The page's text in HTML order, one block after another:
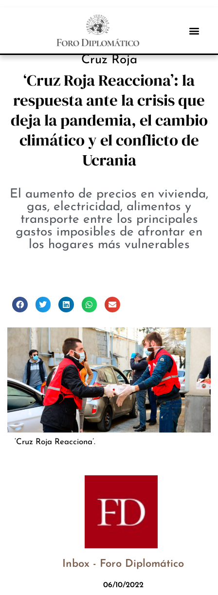
INBOX INTERNACIONAL
Cruz Roja
‘Cruz Roja Reacciona’: la
respuesta ante la crisis que
deja la pandemia, el cambio
climático y el conflicto de
Ucrania
El aumento de precios en vivienda,
gas, electricidad, alimentos y
transporte entre los principales
gastos imposibles de afrontar en
los hogares más vulnerables
‘Cruz Roja Reacciona’.
Inbox - Foro Diplomático
06/10/2022